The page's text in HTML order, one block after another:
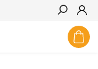
Hľadať